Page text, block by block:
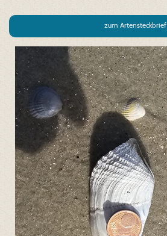
zum Artensteckbrief